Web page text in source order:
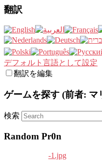
翻訳
デフォルト言語として設定
翻訳を編集
ゲームを探す (前者: マ
検索
Random Pr0n